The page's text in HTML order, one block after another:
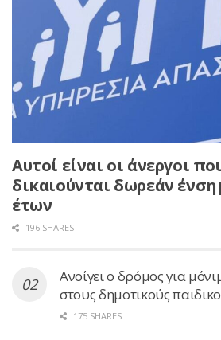
Αυτοί είναι οι άνεργοι
δικαιούνται δωρεάν
έτων
196 SHARES
Ανοίγει ο δρόμος για
στους δημοτικούς
175 SHARES